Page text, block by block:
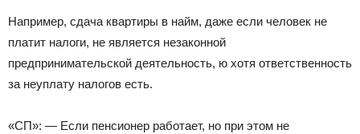
Например, сдача квартиры в найм, даже если человек не
платит налоги, не является незаконной
предпринимательской деятельность, ю хотя ответственность
за неуплату налогов есть.
«СП»: — Если пенсионер работает, но при этом не